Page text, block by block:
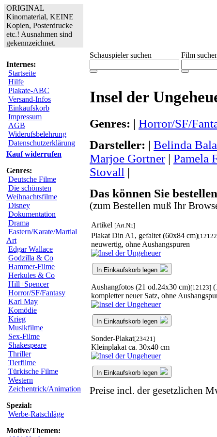
ORIGINAL
Kinomaterial, KEINE
Kopien, Posterdrucke
etc.! Ausnahmen sind
gekennzeichnet.
Internes:
Startseite
Hilfe
Plakate-ABC
Versand-Infos
Einkaufskorb
Impressum
AGB
Widerufsbelehrung
Datenschutzerklärung
Kauf widerrufen
Genres:
Deutsche Filme
Die schönsten
Weihnachtsfilme
Disney
Dokumentation
Drama
Eastern/Karate/Martial
Art
Edgar Wallace
Godzilla & Co
Hammer-Filme
Herkules & Co
Hill+Spencer
Horror/SF/Fantasy
Karl May
Komödie
Krieg
Musikfilme
Sex-Filme
Shakespeare
Thriller
Tierfilme
Türkische Filme
Western
Zeichentrick/Animation
Spezial:
Werbe-Ratschläge
Motive/Themen:
Schauspieler suchen Film
Insel der
Genres: | Horror/SF/
Darsteller: | Belinda
Marjoe Gortner| Pamela
Stovall |
Das können Sie
(zum Bestellen muß Ihr
Artikel [Art.Nr.]
Plakat Din A1, gefaltet (60x84 cm)
neuwertig, ohne Aushangspuren
In Einkaufskorb legen
Aushangfotos (21 od.24x30 cm)[12123]
kompletter neuer Satz, ohne
In Einkaufskorb legen
Sonder-Plakat[23421]
Kleinplakat ca. 30x40 cm
In Einkaufskorb legen
Preise incl. der gesetzlichen